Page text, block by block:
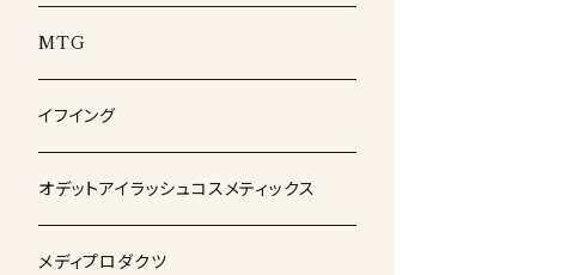
MTG
イフイング
オデットアイラッシュコスメティックス
メディプロダクツ